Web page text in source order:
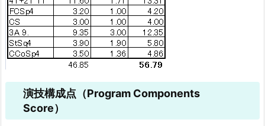
演技構成点（Program Components
Score）